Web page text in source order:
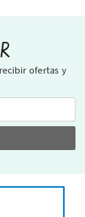
ofertas y